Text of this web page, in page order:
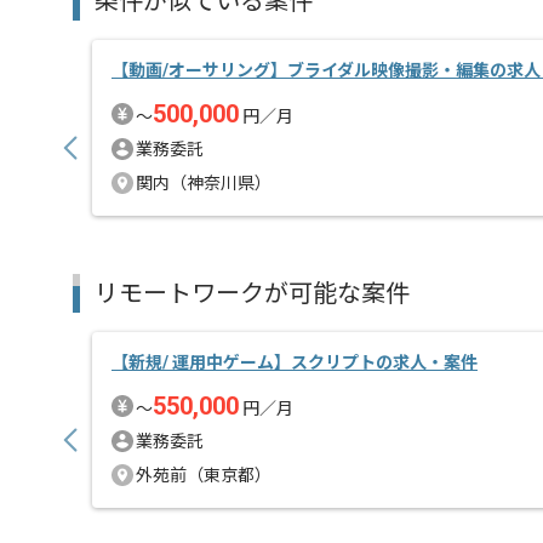
【動画/オーサリング】ブライダル映像撮影・編集の求
〜500,000 円／月
業務委託
関内（神奈川県）
リモートワークが可能な案件
【新規/ 運用中ゲーム】スクリプトの求人・案件
〜550,000 円／月
業務委託
外苑前（東京都）